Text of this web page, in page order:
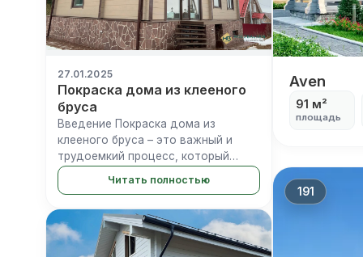
27.01.2025
Покраска дома из клееного
бруса
Введение Покраска дома из
клееного бруса – это важный и
трудоемкий процесс, который
влияет на защиту и внешний вид
вашего деревянного строения.
обеспечивает долговечность
покрытия, прида...
Читать полностью
Aven
Aven
91 м²
площадь
191